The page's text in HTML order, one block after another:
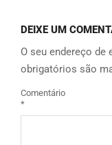
DEIXE UM
O seu endereço de
obrigatórios são
Comentário
*